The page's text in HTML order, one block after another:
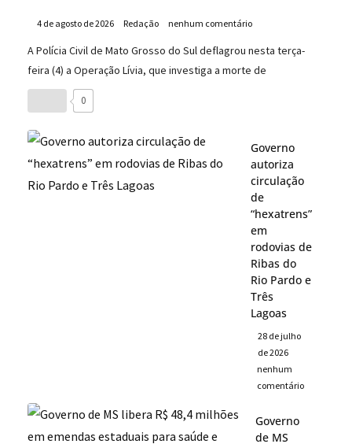
4 de agosto de 2026 Redação nenhum comentário
A Polícia Civil de Mato Grosso do Sul deflagrou nesta terça-
feira (4) a Operação Lívia, que investiga a morte de
0
Governo
autoriza
circulação
de
“hexatrens”
em
rodovias de
Ribas do
Rio Pardo e
Três
Lagoas
28 de julho
de 2026
nenhum
comentário
Governo
de MS